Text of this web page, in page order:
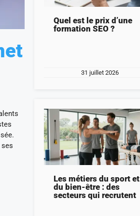
Quel est le prix d’une
formation SEO ?
31 juillet 2026
Les métiers du sport et
du bien-être : des
secteurs qui recrutent